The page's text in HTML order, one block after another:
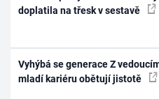
doplatila na třesk v sestavě
Vyhýbá se generace Z
mladí kariéru obětují jistotě